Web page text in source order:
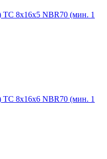
TC 8х16х5 NBR70 (мин. 1
TC 8х16х6 NBR70 (мин. 1